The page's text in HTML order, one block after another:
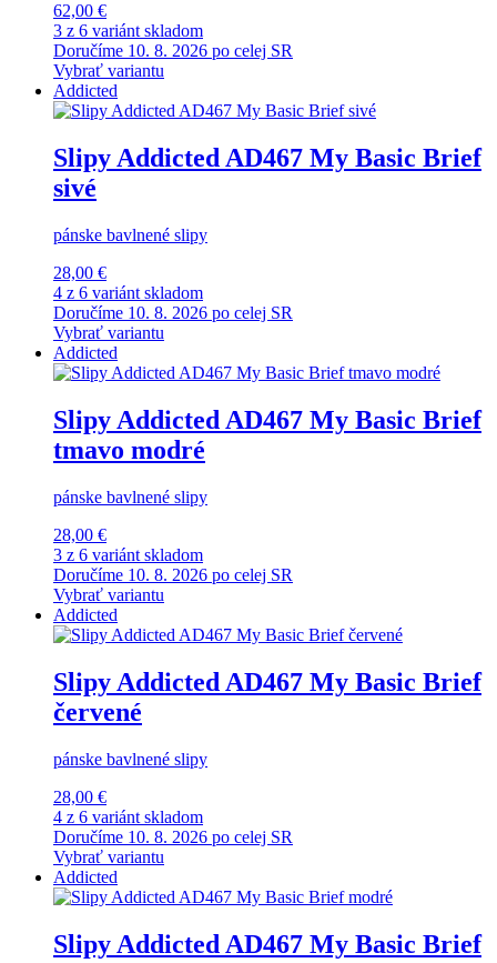
62,00 €
3 z 6 variánt skladom
Doručíme 10. 8. 2026 po celej SR
Vybrať variantu
Addicted
Slipy Addicted AD467 My Basic Brief
sivé
pánske bavlnené slipy
28,00 €
4 z 6 variánt skladom
Doručíme 10. 8. 2026 po celej SR
Vybrať variantu
Addicted
Slipy Addicted AD467 My Basic Brief
tmavo modré
pánske bavlnené slipy
28,00 €
3 z 6 variánt skladom
Doručíme 10. 8. 2026 po celej SR
Vybrať variantu
Addicted
Slipy Addicted AD467 My Basic Brief
červené
pánske bavlnené slipy
28,00 €
4 z 6 variánt skladom
Doručíme 10. 8. 2026 po celej SR
Vybrať variantu
Addicted
Slipy Addicted AD467 My Basic Brief